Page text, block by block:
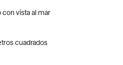
con vista al mar
cuadrados